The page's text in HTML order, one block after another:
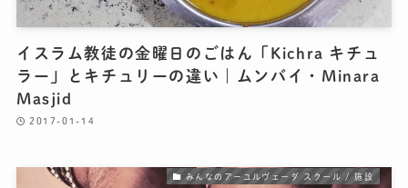
イスラム教徒の金曜日のごはん「Kichra キチュ
ラー」とキチュリーの違い｜ムンバイ・Minara
Masjid
2017-01-14
みんなのアーユルヴェーダ スクール / 施設